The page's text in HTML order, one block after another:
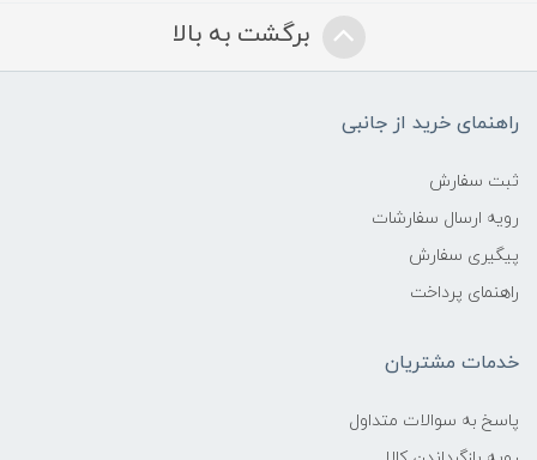
برگشت به بالا
راهنمای خرید از جانبی
ثبت سفارش
رویه ارسال سفارشات
پیگیری سفارش
راهنمای پرداخت
خدمات مشتریان
پاسخ به سوالات متداول